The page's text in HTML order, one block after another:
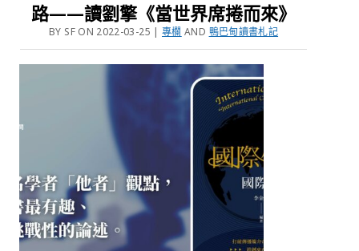
路——讀劉擎《當世界席捲而來》
BY SF ON 2022-03-25 | 專欄 AND 鴨巴甸讀書札記